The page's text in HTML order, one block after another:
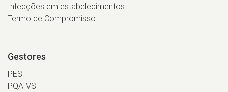
Infecções em estabelecimentos
Termo de Compromisso
Gestores
PES
PQA-VS